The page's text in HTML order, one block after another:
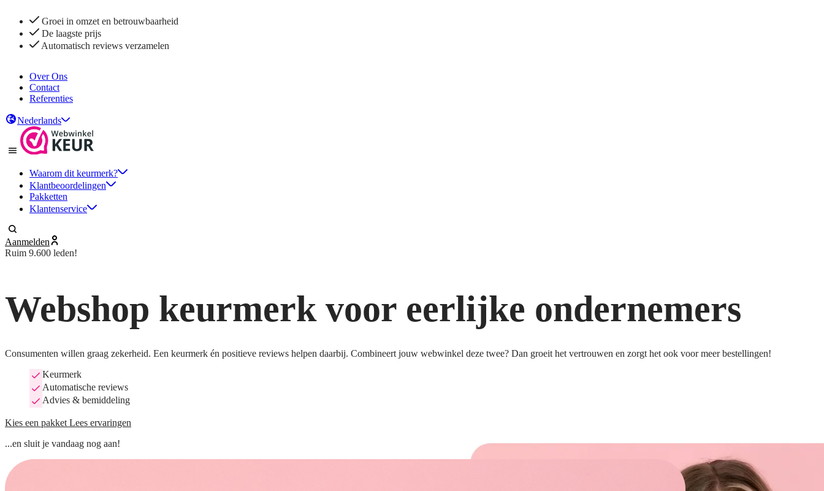
Groei in omzet en betrouwbaarheid
De laagste prijs
Automatisch reviews verzamelen
Over Ons
Contact
Referenties
Nederlands
Waarom dit keurmerk?
Klantbeoordelingen
Pakketten
Klantenservice
Aanmelden
Ruim 9.600 leden!
Webshop keurmerk voor eerlijke ondernemers
Consumenten willen graag zekerheid. Een keurmerk én positieve reviews helpen daarbij. Combineert jouw webwinkel deze twee? Dan groeit het vertrouwen en zorgt het ook voor meer bestellingen!
Keurmerk
Automatische reviews
Advies & bemiddeling
Kies een pakket Lees ervaringen
...en sluit je vandaag nog aan!